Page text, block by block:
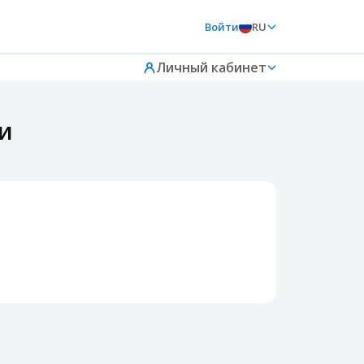
Войти RU
Личный кабинет